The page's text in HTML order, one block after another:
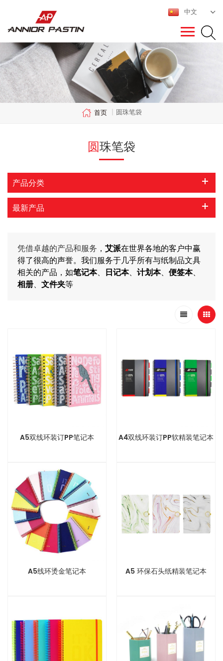
中文
首页 | 圆珠笔袋
圆珠笔袋
产品分类
最新产品
凭借卓越的产品和服务 ， 艾派在世界各地的客户中赢
得了很高的声誉。我们服务于几乎所有与纸制品文具
相关的产品，如笔记本、 日记本、 计划本、 便签本、
相册
文件夹等
A5双线环装订PP笔记本 A4双线环装订PP软精装笔记本
A5线环烫金笔记本 A5 环保石头纸精装笔记本